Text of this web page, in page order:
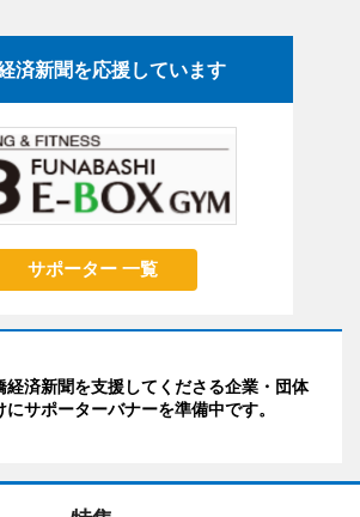
済新聞を応援しています
サポーター 一覧
経済新聞を支援してくださる企業・団体
にサポーターバナーを準備中です。